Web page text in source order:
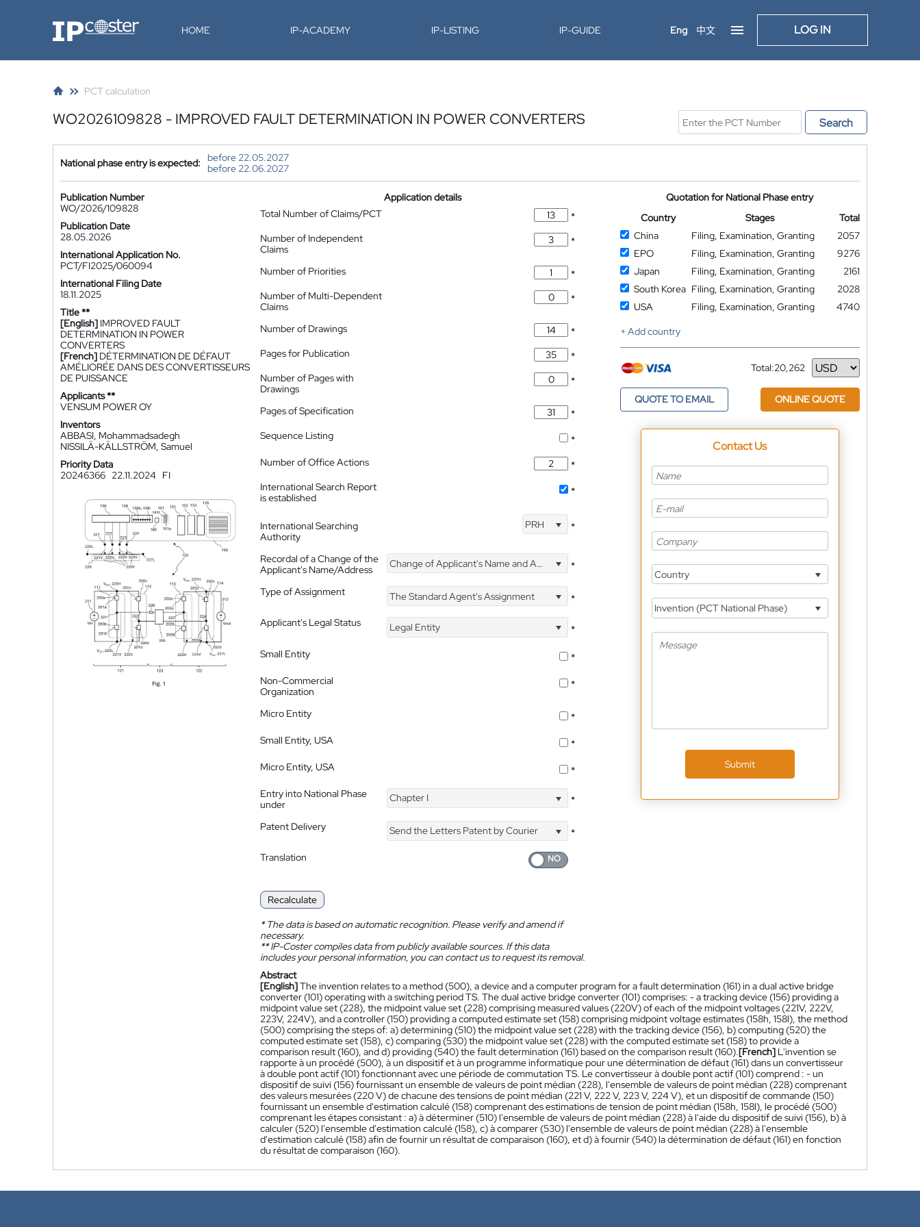
IP-Coster HOME IP-ACADEMY IP-LISTING IP-GUIDE Eng 中文 LOG IN
PCT calculation
WO2026109828 - IMPROVED FAULT DETERMINATION IN POWER CONVERTERS Search
National phase entry is expected:
before 22.05.2027
before 22.06.2027
Publication Number
WO/2026/109828
Publication Date
28.05.2026
International Application No.
PCT/FI2025/060094
International Filing Date
18.11.2025
Title **
[English] IMPROVED FAULT
DETERMINATION IN POWER
CONVERTERS
[French] DÉTERMINATION DE DÉFAUT
AMÉLIORÉE DANS DES CONVERTISSEURS
DE PUISSANCE
Applicants **
VENSUM POWER OY
Inventors
ABBASI, Mohammadsadegh
NISSILÄ-KÄLLSTRÖM, Samuel
Priority Data
20246366 22.11.2024 FI
Application details
Total Number of Claims/PCT
*
Number of Independent
Claims
*
Number of Priorities
*
Number of Multi-Dependent
Claims
*
Number of Drawings
*
Pages for Publication
*
Number of Pages with
Drawings
*
Pages of Specification
*
Sequence Listing
*
Number of Office Actions
*
International Search Report
is established
*
International Searching
Authority
PRH *
Recordal of a Change of the
Applicant's Name/Address
Change of Applicant's Name and Address *
Type of Assignment The Standard Agent's Assignment
*
Applicant's Legal Status
Legal Entity
*
Small Entity
*
Non-Commercial
Organization
*
Micro Entity
*
Small Entity, USA
*
Micro Entity, USA
*
Entry into National Phase
under
Chapter I *
Patent Delivery Send the Letters Patent by Courier
*
Translation
Recalculate
*The data is based on automatic recognition. Please verify and amend if
necessary.
**IP-Coster compiles data from publicly available sources. If this data
includes your personal information, you can contact us to request its removal.
Quotation for National Phase entry
Country
Stages
Total
China
Filing, Examination, Granting
2057
EPO
Filing, Examination, Granting
9276
Japan
Filing, Examination, Granting
2161
South Korea Filing, Examination, Granting
2028
USA
Filing, Examination, Granting
4740
+ Add country
Total:20,262
Currency
QUOTE TO EMAIL ONLINE QUOTE
Contact Us
Country
Invention (PCT National Phase)
Submit
Abstract
[English]The invention relates to a method (500), a device and a computer program for a fault determination (161) in a dual active bridge
converter (101) operating with a switching period TS. The dual active bridge converter (101) comprises: - a tracking device (156) providing a
midpoint value set (228), the midpoint value set (228) comprising measured values (220V) of each of the midpoint voltages (221V, 222V,
223V, 224V), and a controller (150) providing a computed estimate set (158) comprising midpoint voltage estimates (158h, 158l), the method
(500) comprising the steps of: a) determining (510) the midpoint value set (228) with the tracking device (156), b) computing (520) the
computed estimate set (158), c) comparing (530) the midpoint value set (228) with the computed estimate set (158) to provide a
comparison result (160), and d) providing (540) the fault determination (161) based on the comparison result (160).[French] L'invention se
rapporte à un procédé (500), à un dispositif et à un programme informatique pour une détermination de défaut (161) dans un convertisseur
à double pont actif (101) fonctionnant avec une période de commutation TS. Le convertisseur à double pont actif (101) comprend : - un
dispositif de suivi (156) fournissant un ensemble de valeurs de point médian (228), l'ensemble de valeurs de point médian (228) comprenant
des valeurs mesurées (220 V) de chacune des tensions de point médian (221 V, 222 V, 223 V, 224 V), et un dispositif de commande (150)
fournissant un ensemble d'estimation calculé (158) comprenant des estimations de tension de point médian (158h, 158l), le procédé (500)
comprenant les étapes consistant : a) à déterminer (510) l'ensemble de valeurs de point médian (228) à l'aide du dispositif de suivi (156), b) à
calculer (520) l'ensemble d'estimation calculé (158), c) à comparer (530) l'ensemble de valeurs de point médian (228) à l'ensemble
d'estimation calculé (158) afin de fournir un résultat de comparaison (160), et d) à fournir (540) la détermination de défaut (161) en fonction
du résultat de comparaison (160).